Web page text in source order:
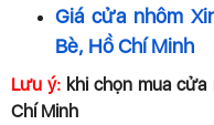
Giá cửa nhôm
Bè, Hồ Chí Minh
Lưu ý: khi chọn mua cửa
Chí Minh